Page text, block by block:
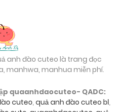
anh đào cuteo là trang đọc
manhwa, manhua miễn phí.
quaanhdaocuteo- QADC:
cuteo, quả anh đào cuteo bl,